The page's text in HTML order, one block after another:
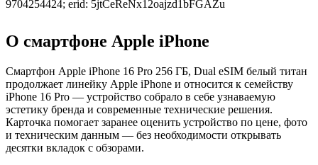
9704254424; erid: 5jtCeReNx12oajzd1bFGAZu
О смартфоне Apple iPhone
Смартфон Apple iPhone 16 Pro 256 ГБ, Dual eSIM белый титан
продолжает линейку Apple iPhone и относится к семейству
iPhone 16 Pro — устройство собрало в себе узнаваемую
эстетику бренда и современные технические решения.
Карточка помогает заранее оценить устройство по цене, фото
и техническим данным — без необходимости открывать
десятки вкладок с обзорами.